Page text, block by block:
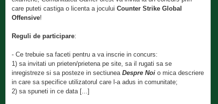
care puteti castiga o licenta a joculuiCounter Strike Global
Offensive!
Reguli de participare:
- Ce trebuie sa faceti pentru a va inscrie in concurs:
1) sa invitati un prieten/prietena pe site, sa il rugati sa se
inregistreze si sa posteze in sectiuneaDespre Noi o mica descriere
in care sa specifice utilizatorul care l-a adus in comunitate;
2) sa spuneti in ce data [...]